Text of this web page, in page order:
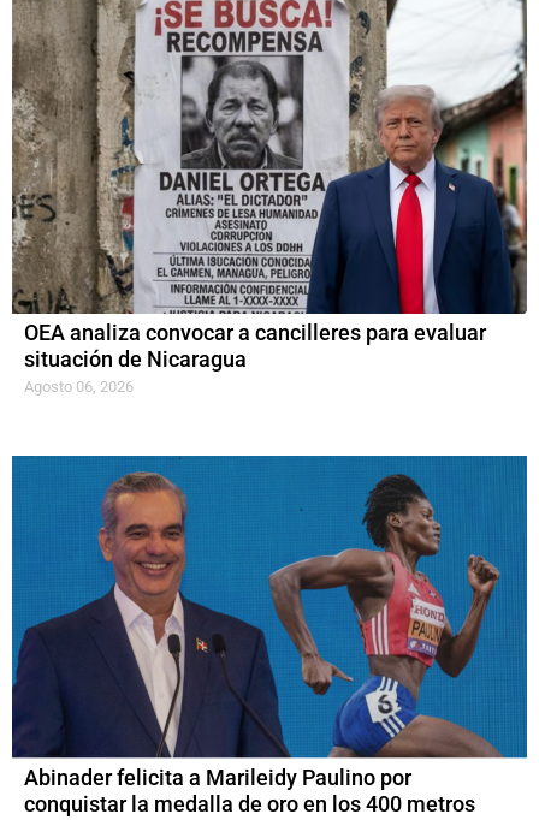
OEA analiza convocar a cancilleres para evaluar
situación de Nicaragua
Agosto 06, 2026
Abinader felicita a Marileidy Paulino por
conquistar la medalla de oro en los 400 metros